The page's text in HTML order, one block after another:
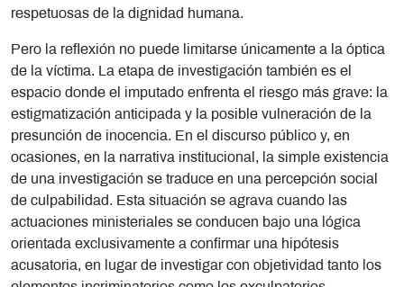
respetuosas de la dignidad humana.
Pero la reflexión no puede limitarse únicamente a la óptica
de la víctima. La etapa de investigación también es el
espacio donde el imputado enfrenta el riesgo más grave: la
estigmatización anticipada y la posible vulneración de la
presunción de inocencia. En el discurso público y, en
ocasiones, en la narrativa institucional, la simple existencia
de una investigación se traduce en una percepción social
de culpabilidad. Esta situación se agrava cuando las
actuaciones ministeriales se conducen bajo una lógica
orientada exclusivamente a confirmar una hipótesis
acusatoria, en lugar de investigar con objetividad tanto los